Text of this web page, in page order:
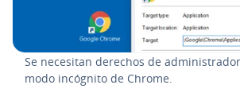
Se necesitan derechos de
modo incógnito de Chrome.